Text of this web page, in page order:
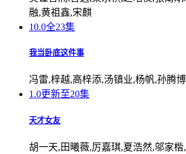
融,黄祖鑫,宋麒
10.0全23集
我当卧底这件事
冯雷,梓越,高梓添,汤镇业,杨帆,孙腾博
1.0更新至20集
天才女友
胡一天,田曦薇,厉嘉琪,夏浩然,邬家